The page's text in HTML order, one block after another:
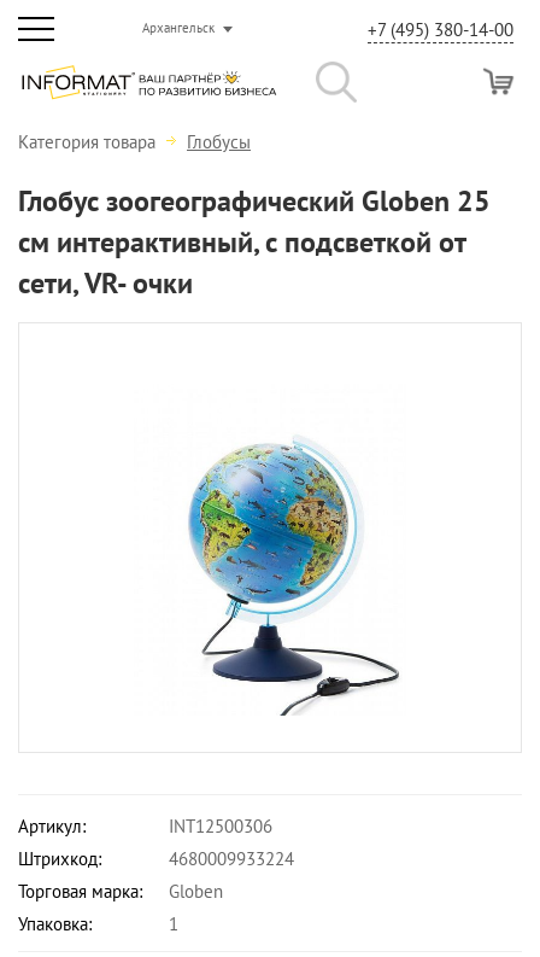
Архангельск +7 (495) 380-14-00
Категория товара Глобусы
Глобус зоогеографический Globen 25
см интерактивный, с подсветкой от
сети, VR- очки
Артикул:
INT12500306
Штрихкод:
4680009933224
Торговая марка:
Globen
Упаковка:
1